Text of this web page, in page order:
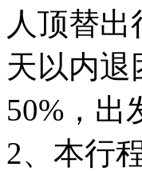
人顶替
天以内退
50%，
2、本行